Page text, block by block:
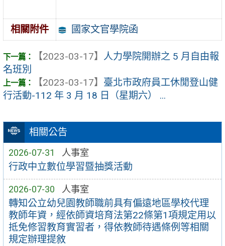
相關公告
2026-07-31 人事室
行政中立數位學習暨抽獎活動
2026-07-30 人事室
轉知公立幼兒園教師職前具有偏遠地區學校代理
教師年資，經依師資培育法第22條第1項規定用以
抵免修習教育實習者，得依教師待遇條例等相關
規定辦理提敘
相關附件 國家文官學院函
【2023-03-17】 人力學院開辦之 5 月自由報
名班別
【2023-03-17】 臺北市政府員工休閒登山健
行活動-112 年 3 月 18 日（星期六） ...